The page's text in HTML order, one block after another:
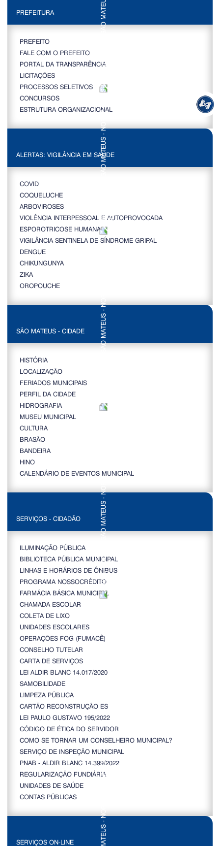
PREFEITURA
PREFEITO
FALE COM O PREFEITO
PORTAL DA TRANSPARÊNCIA
LICITAÇÕES
PROCESSOS SELETIVOS
CONCURSOS
ESTRUTURA ORGANIZACIONAL
ALERTAS: VIGILÂNCIA EM SAÚDE
COVID
COQUELUCHE
ARBOVIROSES
VIOLÊNCIA INTERPESSOAL E AUTOPROVOCADA
ESPOROTRICOSE HUMANA
VIGILÂNCIA SENTINELA DE SÍNDROME GRIPAL
DENGUE
CHIKUNGUNYA
ZIKA
OROPOUCHE
SÃO MATEUS - CIDADE
HISTÓRIA
LOCALIZAÇÃO
FERIADOS MUNICIPAIS
PERFIL DA CIDADE
HIDROGRAFIA
MUSEU MUNICIPAL
CULTURA
BRASÃO
BANDEIRA
HINO
CALENDÁRIO DE EVENTOS MUNICIPAL
SERVIÇOS - CIDADÃO
ILUMINAÇÃO PÚBLICA
BIBLIOTECA PÚBLICA MUNICIPAL
LINHAS E HORÁRIOS DE ÔNIBUS
PROGRAMA NOSSOCRÉDITO
FARMÁCIA BÁSICA MUNICIPAL
CHAMADA ESCOLAR
COLETA DE LIXO
UNIDADES ESCOLARES
OPERAÇÕES FOG (FUMACÊ)
CONSELHO TUTELAR
CARTA DE SERVIÇOS
LEI ALDIR BLANC 14.017/2020
SAMOBILIDADE
LIMPEZA PÚBLICA
CARTÃO RECONSTRUÇÃO ES
LEI PAULO GUSTAVO 195/2022
CÓDIGO DE ÉTICA DO SERVIDOR
COMO SE TORNAR UM CONSELHEIRO MUNICIPAL?
SERVIÇO DE INSPEÇÃO MUNICIPAL
PNAB - ALDIR BLANC 14.399/2022
REGULARIZAÇÃO FUNDIÁRIA
UNIDADES DE SAÚDE
CONTAS PÚBLICAS
SERVIÇOS ON-LINE